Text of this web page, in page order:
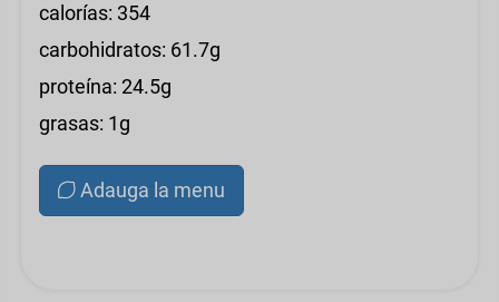
calorías: 354
carbohidratos: 61.7g
proteína: 24.5g
grasas: 1g
Adauga la menu